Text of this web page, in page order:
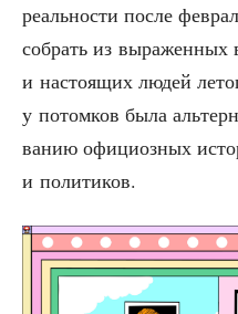
реаль­но­сти после
собрать из
и насто­я­щих людей
у потом­ков была
ва­нию офи­ци­оз­ных
и политиков.